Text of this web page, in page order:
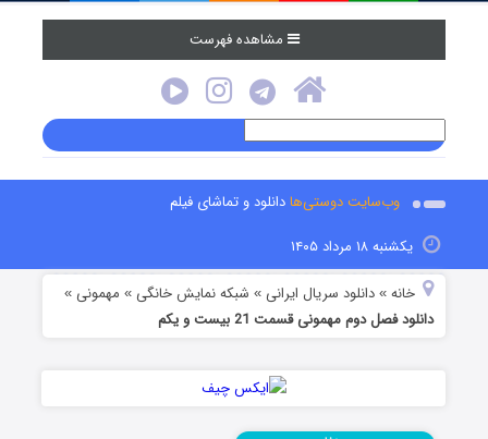
مشاهده فهرست
وب‌سایت دوستی‌هادانلود و تماشای فیلم
یکشنبه ۱۸ مرداد ۱۴۰۵
خانه »دانلود سریال ایرانی » شبکه نمایش خانگی » مهمونی »
دانلود فصل دوم مهمونی قسمت 21 بیست و یکم